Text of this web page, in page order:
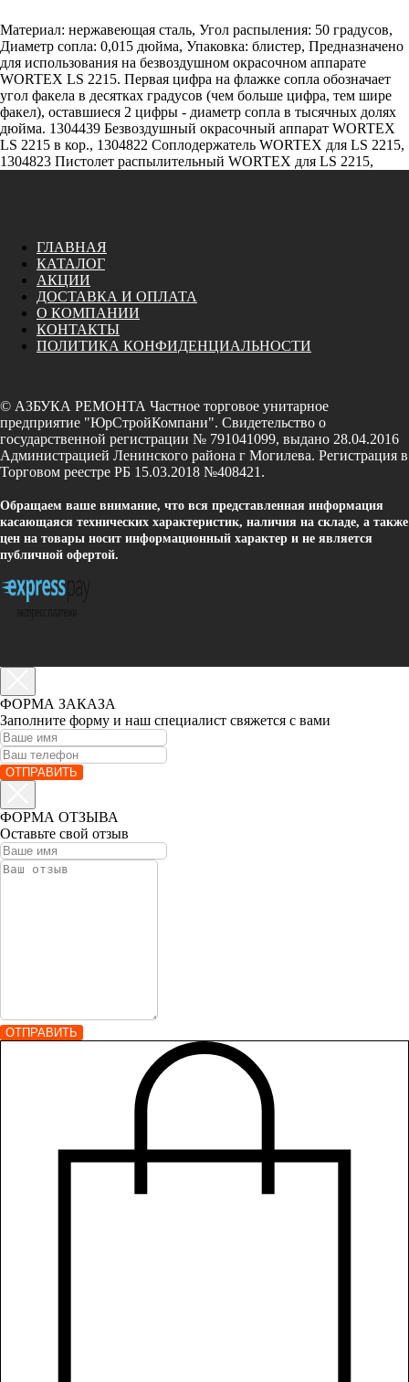
Материал: нержавеющая сталь, Угол распыления: 50 градусов,
Диаметр сопла: 0,015 дюйма, Упаковка: блистер, Предназначено
для использования на безвоздушном окрасочном аппарате
WORTEX LS 2215. Первая цифра на флажке сопла обозначает
угол факела в десятках градусов (чем больше цифра, тем шире
факел), оставшиеся 2 цифры - диаметр сопла в тысячных долях
дюйма. 1304439 Безвоздушный окрасочный аппарат WORTEX
LS 2215 в кор., 1304822 Соплодержатель WORTEX для LS 2215,
1304823 Пистолет распылительный WORTEX для LS 2215,
ГЛАВНАЯ
КАТАЛОГ
АКЦИИ
ДОСТАВКА И ОПЛАТА
О КОМПАНИИ
КОНТАКТЫ
ПОЛИТИКА КОНФИДЕНЦИАЛЬНОСТИ
© АЗБУКА РЕМОНТА Частное торговое унитарное
предприятие "ЮрСтройКомпани". Свидетельство о
государственной регистрации № 791041099, выдано 28.04.2016
Администрацией Ленинского района г Могилева. Регистрация в
Торговом реестре РБ 15.03.2018 №408421.
Обращаем ваше внимание, что вся представленная информация
касающаяся технических характеристик, наличия на складе, а также
цен на товары носит информационный характер и не является
публичной офертой.
ФОРМА ЗАКАЗА
Заполните форму и наш специалист свяжется с вами
ОТПРАВИТЬ
ФОРМА ОТЗЫВА
Оставьте свой отзыв
ОТПРАВИТЬ